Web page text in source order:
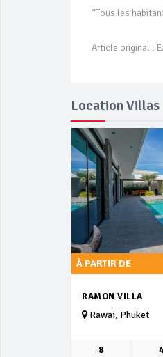
“Tous les
Article original :
Location Villas
À PARTIR DE
RAMON VILLA
Rawai, Phuket
8